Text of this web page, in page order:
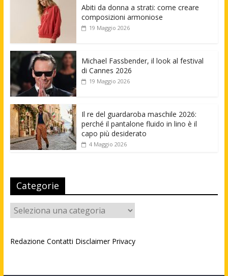
Abiti da donna a strati: come creare
composizioni armoniose
19 Maggio 2026
Michael Fassbender, il look al festival
di Cannes 2026
19 Maggio 2026
Il re del guardaroba maschile 2026:
perché il pantalone fluido in lino è il
capo più desiderato
4 Maggio 2026
Categorie
Categorie
Redazione Contatti Disclaimer Privacy